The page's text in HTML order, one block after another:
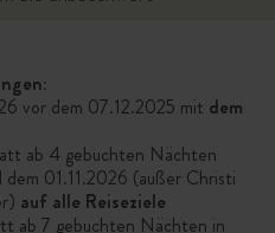
vor dem 07.12.2025 mit dem
ab 4 gebuchten Nächten
01.11.2026 (außer Christi
auf alle Reiseziele
ab 7 gebuchten Nächten in